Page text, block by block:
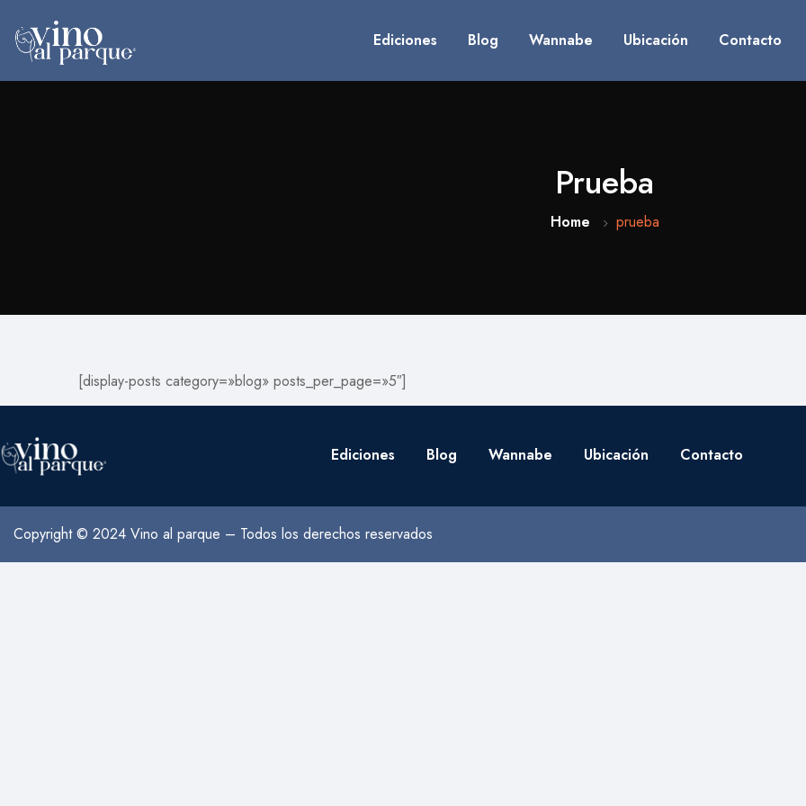
Ediciones Blog Wannabe Ubicación Contacto
Prueba
Home prueba
[display-posts category=»blog» posts_per_page=»5″]
Ediciones Blog Wannabe Ubicación Contacto
Copyright © 2024 Vino al parque – Todos los derechos reservados